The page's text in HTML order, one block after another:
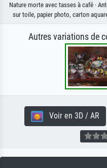
Nature morte avec tasses à café ·
sur toile, papier photo, carton
Autres variations de
Voir en 3D / AR